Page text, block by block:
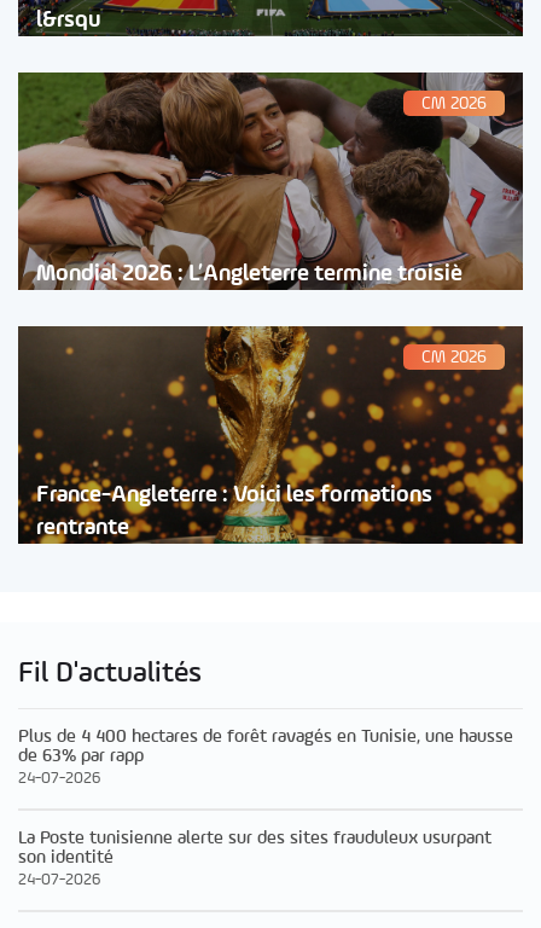
l&rsqu
CM 2026
Mondial 2026 : L’Angleterre termine troisiè
CM 2026
France-Angleterre : Voici les formations
rentrante
Fil D'actualités
Plus de 4 400 hectares de forêt ravagés en Tunisie, une hausse
de 63% par rapp
24-07-2026
La Poste tunisienne alerte sur des sites frauduleux usurpant
son identité
24-07-2026